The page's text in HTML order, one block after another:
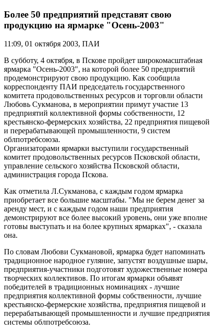
Более 50 предприятий представят свою
продукцию на ярмарке "Осень-2003"
11:09, 01 октября 2003, ПАИ
В субботу, 4 октября, в Пскове пройдет широкомасштабная
ярмарка "Осень-2003", на которой более 50 предприятий
продемонстрируют свою продукцию. Как сообщила
корреспонденту ПАИ председатель государственного
комитета продовольственных ресурсов и торговли области
Любовь Сукманова, в мероприятии примут участие 13
предприятий коллективной формы собственности, 12
крестьянско-фермерских хозяйства, 22 предприятия пищевой
и перерабатывающей промышленности, 9 систем
облпотребсоюза.
Организаторами ярмарки выступили государственный
комитет продовольственных ресурсов Псковской области,
управление сельского хозяйства Псковской области,
администрация города Пскова.
Как отметила Л.Сукманова, с каждым годом ярмарка
приобретает все большие масштабы. "Мы не берем денег за
аренду мест, и с каждым годом наши предприятия
демонстрируют все более высокий уровень, они уже вполне
готовы выступать и на более крупных ярмарках", - сказала
она.
По словам Любови Сукмановой, ярмарка будет напоминать
традиционное народное гуляние, запустят воздушные шары,
предприятия-участники подготовят художественные номера
творческих коллективов. По итогам ярмарки объявят
победителей в традиционных номинациях - лучшие
предприятия коллективной формы собственности, лучшие
крестьянско-фермерские хозяйства, предприятия пищевой и
перерабатывающей промышленности и лучшие предприятия
системы облпотребсоюза.